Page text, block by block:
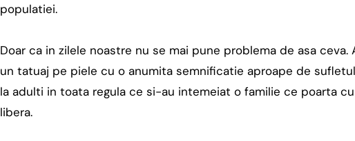
populatiei.
Doar ca in zilele noastre nu se mai pune problema de asa
un tatuaj pe piele cu o anumita semnificatie aproape de
la adulti in toata regula ce si-au intemeiat o familie ce poarta
libera.